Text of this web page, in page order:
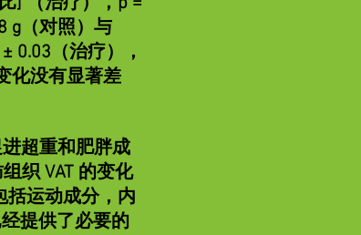
g（对照）与
0.03（治疗），
化没有显著差
超重和肥胖成
织 VAT 的变化
括运动成分，内
提供了必要的